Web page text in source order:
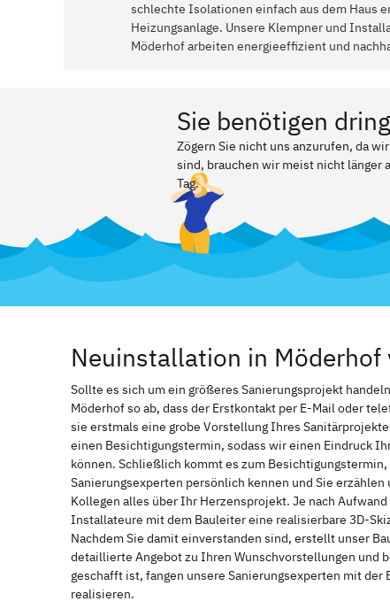
schlechte Isolationen einfach aus dem Haus
Heizungsanlage. Unsere Klempner und
Möderhof arbeiten energieeffizient und
Sie benötigen
Zögern Sie nicht uns anzurufen, da
sind, brauchen wir meist nicht länger
Tag.
Neuinstallation in Möderhof
Sollte es sich um ein größeres Sanierungsprojekt
Möderhof so ab, dass der Erstkontakt per E-Mail oder
sie erstmals eine grobe Vorstellung Ihres
einen Besichtigungstermin, sodass wir einen Eindruck
können. Schließlich kommt es zum
Sanierungsexperten persönlich kennen und Sie
Kollegen alles über Ihr Herzensprojekt. Je nach
Installateure mit dem Bauleiter eine realisierbare 3D-
Nachdem Sie damit einverstanden sind, erstellt unser
detaillierte Angebot zu Ihren Wunschvorstellungen und
geschafft ist, fangen unsere Sanierungsexperten mit der
realisieren.